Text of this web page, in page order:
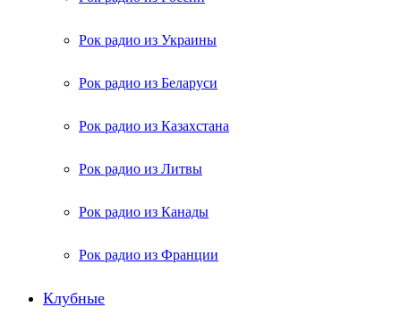
Рок радио из Украины
Рок радио из Беларуси
Рок радио из Казахстана
Рок радио из Литвы
Рок радио из Канады
Рок радио из Франции
Клубные